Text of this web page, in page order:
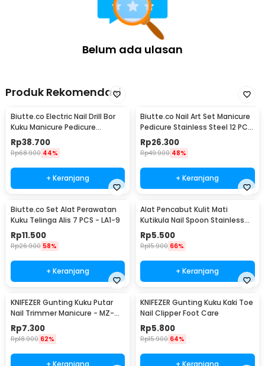
Belum ada ulasan
Produk Rekomendasi
Biutte.co Electric Nail Drill Bor
Kuku Manicure Pedicure
20000RPM - JMD-100
Rp38.700
Rp68.900 44%
+ Keranjang
Biutte.co Nail Art Set Manicure
Pedicure Stainless Steel 12 PCS
- 012A
Rp26.300
Rp49.900 48%
+ Keranjang
Biutte.co Set Alat Perawatan
Kuku Telinga Alis 7 PCS - LA1-9
Rp11.500
Rp26.900 58%
+ Keranjang
Alat Pencabut Kulit Mati
Kutikula Nail Spoon Stainless
Steel
Rp5.500
Rp15.900 66%
+ Keranjang
KNIFEZER Gunting Kuku Putar
Nail Trimmer Manicure - MZ-
017
Rp7.300
Rp18.900 62%
+ Keranjang
KNIFEZER Gunting Kuku Kaki Toe
Nail Clipper Foot Care
Rp5.800
Rp15.900 64%
+ Keranjang